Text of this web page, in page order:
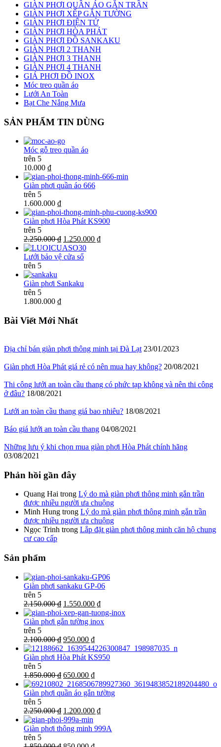
GIÀN PHƠI QUẦN ÁO GẮN TRẦN
GIÀN PHƠI XẾP GẮN TƯỜNG
GIÀN PHƠI ĐIỆN TỬ
GIÀN PHƠI HÒA PHÁT
GIÀN PHƠI ĐỒ SANKAKU
GIÀN PHƠI 2 THANH
GIÀN PHƠI 3 THANH
GIÀN PHƠI 4 THANH
GIÁ PHƠI ĐỒ INOX
Móc treo quần áo
Lưới An Toàn
Bạt Che Nắng Mưa
SẢN PHẨM TIN DÙNG
Móc gỗ treo quần áo
trên 5
10.000 ₫
Giàn phơi quần áo 666
trên 5
1.600.000 ₫
Giàn phơi Hòa Phát KS900
trên 5
2.250.000 ₫ 1.250.000 ₫
Lưới bảo vệ cửa sổ
trên 5
Giàn phơi Sankaku
trên 5
1.800.000 ₫
Bài Viết Mới Nhất
Địa chỉ bán giàn phơi thông minh tại Đà Lạt 23/01/2023
Giàn phơi Hòa Phát giá rẻ có nên mua hay không? 20/08/2021
Thi công lưới an toàn cầu thang có phức tạp không và nên thi công
ở đâu? 18/08/2021
Lưới an toàn cầu thang giá bao nhiêu? 18/08/2021
Báo giá lưới an toàn cầu thang 04/08/2021
Những lưu ý khi chọn mua giàn phơi Hòa Phát chính hãng
03/08/2021
Phản hồi gần đây
Quang Hai trong Lý do mà giàn phơi thông minh gắn trần
được nhiều người ưa chuộng
Minh Hung trong Lý do mà giàn phơi thông minh gắn trần
được nhiều người ưa chuộng
Ngọc Trinh trong Lắp đặt giàn phơi thông minh căn hộ chung
cư cao cấp
Sản phẩm
Giàn phơi sankaku GP-06
trên 5
2.150.000 ₫ 1.550.000 ₫
Giàn phơi gắn tường inox
trên 5
2.100.000 ₫ 950.000 ₫
Giàn phơi Hòa Phát KS950
trên 5
1.850.000 ₫ 650.000 ₫
Giàn phơi quần áo gắn tường
trên 5
2.250.000 ₫ 1.200.000 ₫
Giàn phơi thông minh 999A
trên 5